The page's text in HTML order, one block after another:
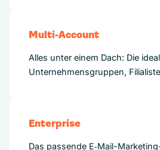
Multi-Account
Alles unter einem Dach: Die
Unternehmensgruppen,
Enterprise
Das passende E‑Mail-